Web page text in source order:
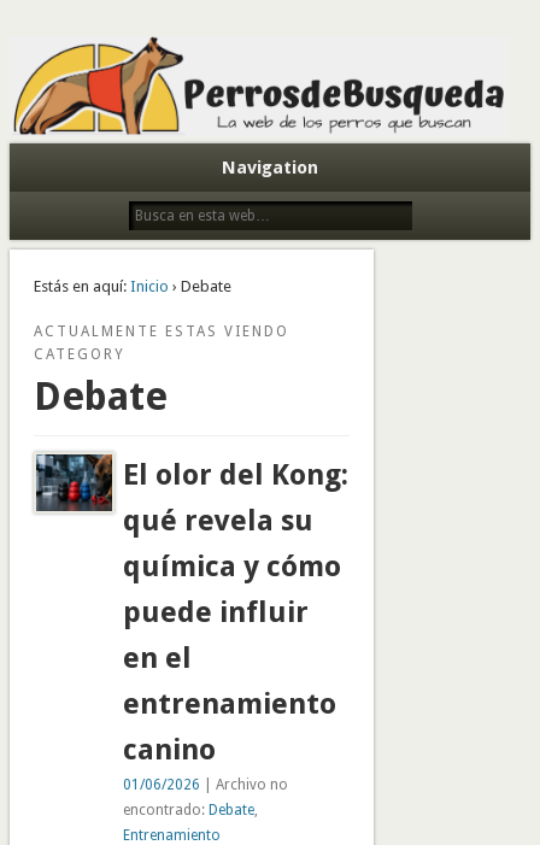
Todo sobre perros de búsqueda y detectores
Navigation
Estás en aquí: Inicio › Debate
ACTUALMENTE ESTAS VIENDO
CATEGORY
Debate
El olor del Kong:
qué revela su
química y cómo
puede influir
en el
entrenamiento
canino
01/06/2026 | Archivo no
encontrado: Debate,
Entrenamiento